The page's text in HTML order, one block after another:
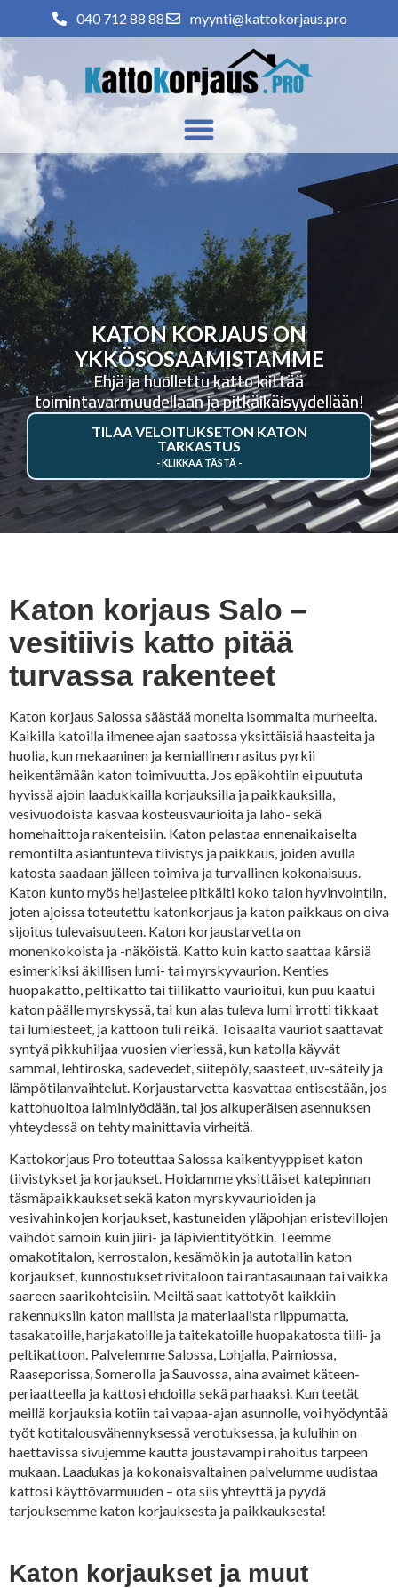
040 712 88 88 myynti@kattokorjaus.pro
KATON KORJAUS ON
YKKÖSOSAAMISTAMME
Ehjä ja huollettu katto kiittää
toimintavarmuudellaan ja pitkäikäisyydellään!
TILAA VELOITUKSETON KATON
TARKASTUS
Katon korjaus Salo –
vesitiivis katto pitää
turvassa rakenteet
Katon korjaus Salossa säästää monelta isommalta murheelta.
Kaikilla katoilla ilmenee ajan saatossa yksittäisiä haasteita ja
huolia, kun mekaaninen ja kemiallinen rasitus pyrkii
heikentämään katon toimivuutta. Jos epäkohtiin ei puututa
hyvissä ajoin laadukkailla korjauksilla ja paikkauksilla,
vesivuodoista kasvaa kosteusvaurioita ja laho- sekä
homehaittoja rakenteisiin. Katon pelastaa ennenaikaiselta
remontilta asiantunteva tiivistys ja paikkaus, joiden avulla
katosta saadaan jälleen toimiva ja turvallinen kokonaisuus.
Katon kunto myös heijastelee pitkälti koko talon hyvinvointiin,
joten ajoissa toteutettu katonkorjaus ja katon paikkaus on oiva
sijoitus tulevaisuuteen. Katon korjaustarvetta on
monenkokoista ja -näköistä. Katto kuin katto saattaa kärsiä
esimerkiksi äkillisen lumi- tai myrskyvaurion. Kenties
huopakatto, peltikatto tai tiilikatto vaurioitui, kun puu kaatui
katon päälle myrskyssä, tai kun alas tuleva lumi irrotti tikkaat
tai lumiesteet, ja kattoon tuli reikä. Toisaalta vauriot saattavat
syntyä pikkuhiljaa vuosien vieriessä, kun katolla käyvät
sammal, lehtiroska, sadevedet, siitepöly, saasteet, uv-säteily ja
lämpötilanvaihtelut. Korjaustarvetta kasvattaa entisestään, jos
kattohuoltoa laiminlyödään, tai jos alkuperäisen asennuksen
yhteydessä on tehty mainittavia virheitä.
Kattokorjaus Pro toteuttaa Salossa kaikentyyppiset katon
tiivistykset ja korjaukset. Hoidamme yksittäiset katepinnan
täsmäpaikkaukset sekä katon myrskyvaurioiden ja
vesivahinkojen korjaukset, kastuneiden yläpohjan eristevillojen
vaihdot samoin kuin jiiri- ja läpivientityötkin. Teemme
omakotitalon, kerrostalon, kesämökin ja autotallin katon
korjaukset, kunnostukset rivitaloon tai rantasaunaan tai vaikka
saareen saarikohteisiin. Meiltä saat kattotyöt kaikkiin
rakennuksiin katon mallista ja materiaalista riippumatta,
tasakatoille, harjakatoille ja taitekatoille huopakatosta tiili- ja
peltikattoon. Palvelemme Salossa, Lohjalla, Paimiossa,
Raaseporissa, Somerolla ja Sauvossa, aina avaimet käteen-
periaatteella ja kattosi ehdoilla sekä parhaaksi. Kun teetät
meillä korjauksia kotiin tai vapaa-ajan asunnolle, voi hyödyntää
työt kotitalousvähennyksessä verotuksessa, ja kuluihin on
haettavissa sivujemme kautta joustavampi rahoitus tarpeen
mukaan. Laadukas ja kokonaisvaltainen palvelumme uudistaa
kattosi käyttövarmuuden – ota siis yhteyttä ja pyydä
tarjouksemme katon korjauksesta ja paikkauksesta!
Katon korjaukset ja muut